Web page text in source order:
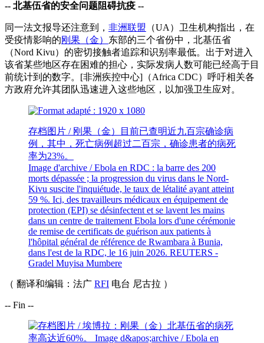
-- 北基伍省的安全问题阻碍抗疫 --
同一法文报导还注意到， 非洲联盟 （UA）卫生机构指出，在
受疫情影响的刚果（金） 东部的三个省份中，北基伍省
（Nord Kivu）的密切接触者追踪和识别率最低。出于对进入
该省某些地区存在困难的担心，实际发病人数可能已经高于目
前统计到的数字。[非洲疾控中心]（Africa CDC）呼吁相关各
方政府允许其团队迅速进入这些地区，以加强卫生应对。
存档图片 / 刚果（金）目前已查明近九百宗确诊病
例，其中，死亡病例超过二百宗，确诊患者的病死
率为23%。
Image d'archive / Ebola en RDC : la barre des 200
morts dépassée ; la progression du virus dans le Nord-
Kivu suscite l'inquiétude, le taux de létalité ayant atteint
59 %. Ici, des travailleurs médicaux en équipement de
protection (EPI) se désinfectent et se lavent les mains
dans un centre de traitement Ebola lors d'une cérémonie
de remise de certificats de guérison aux patients à
l'hôpital général de référence de Rwambara à Bunia,
dans l'est de la RDC, le 16 juin 2026. REUTERS -
Gradel Muyisa Mumbere
（ 翻译和编辑：法广 RFI 电台 尼古拉 ）
-- Fin --